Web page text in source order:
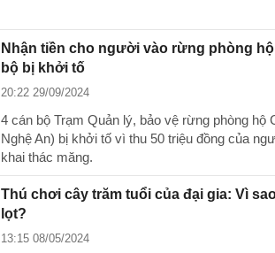
Nhận tiền cho người vào rừng phòng
bộ bị khởi tố
20:22 29/09/2024
4 cán bộ Trạm Quản lý, bảo vệ rừng phòng hộ
Nghệ An) bị khởi tố vì thu 50 triệu đồng của
khai thác măng.
Thú chơi cây trăm tuổi của đại gia: Vì
lọt?
13:15 08/05/2024